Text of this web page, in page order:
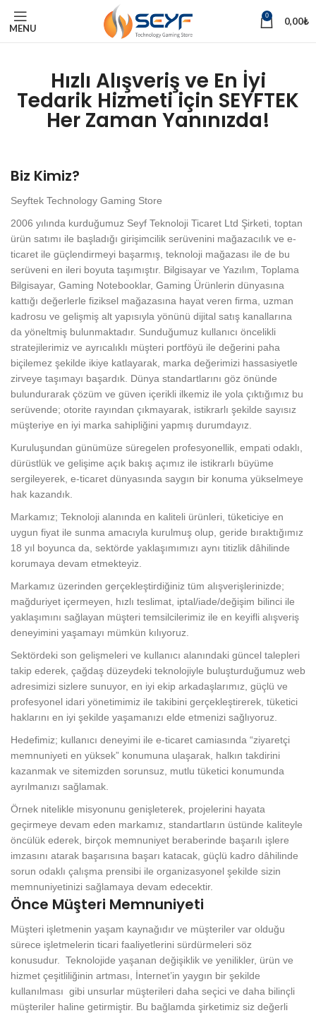
MENU
0 0,00₺
Hızlı Alışveriş ve En İyi
Tedarik Hizmeti için SEYFTEK
Her Zaman Yanınızda!
Biz Kimiz?
Seyftek Technology Gaming Store
2006 yılında kurduğumuz Seyf Teknoloji Ticaret Ltd Şirketi, toptan
ürün satımı ile başladığı girişimcilik serüvenini mağazacılık ve e-
ticaret ile güçlendirmeyi başarmış, teknoloji mağazası ile de bu
serüveni en ileri boyuta taşımıştır. Bilgisayar ve Yazılım, Toplama
Bilgisayar, Gaming Notebooklar, Gaming Ürünlerin dünyasına
kattığı değerlerle fiziksel mağazasına hayat veren firma, uzman
kadrosu ve gelişmiş alt yapısıyla yönünü dijital satış kanallarına
da yöneltmiş bulunmaktadır. Sunduğumuz kullanıcı öncelikli
stratejilerimiz ve ayrıcalıklı müşteri portföyü ile değerini paha
biçilemez şekilde ikiye katlayarak, marka değerimizi hassasiyetle
zirveye taşımayı başardık. Dünya standartlarını göz önünde
bulundurarak çözüm ve güven içerikli ilkemiz ile yola çıktığımız bu
serüvende; otorite rayından çıkmayarak, istikrarlı şekilde sayısız
müşteriye en iyi marka sahipliğini yapmış durumdayız.
Kuruluşundan günümüze süregelen profesyonellik, empati odaklı,
dürüstlük ve gelişime açık bakış açımız ile istikrarlı büyüme
sergileyerek, e-ticaret dünyasında saygın bir konuma yükselmeye
hak kazandık.
Markamız; Teknoloji alanında en kaliteli ürünleri, tüketiciye en
uygun fiyat ile sunma amacıyla kurulmuş olup, geride bıraktığımız
18 yıl boyunca da, sektörde yaklaşımımızı aynı titizlik dâhilinde
korumaya devam etmekteyiz.
Markamız üzerinden gerçekleştirdiğiniz tüm alışverişlerinizde;
mağduriyet içermeyen, hızlı teslimat, iptal/iade/değişim bilinci ile
yaklaşımını sağlayan müşteri temsilcilerimiz ile en keyifli alışveriş
deneyimini yaşamayı mümkün kılıyoruz.
Sektördeki son gelişmeleri ve kullanıcı alanındaki güncel talepleri
takip ederek, çağdaş düzeydeki teknolojiyle buluşturduğumuz web
adresimizi sizlere sunuyor, en iyi ekip arkadaşlarımız, güçlü ve
profesyonel idari yönetimimiz ile takibini gerçekleştirerek, tüketici
haklarını en iyi şekilde yaşamanızı elde etmenizi sağlıyoruz.
Hedefimiz; kullanıcı deneyimi ile e-ticaret camiasında “ziyaretçi
memnuniyeti en yüksek” konumuna ulaşarak, halkın takdirini
kazanmak ve sitemizden sorunsuz, mutlu tüketici konumunda
ayrılmanızı sağlamak.
Örnek nitelikle misyonunu genişleterek, projelerini hayata
geçirmeye devam eden markamız, standartların üstünde kaliteyle
öncülük ederek, birçok memnuniyet beraberinde başarılı işlere
imzasını atarak başarısına başarı katacak, güçlü kadro dâhilinde
sorun odaklı çalışma prensibi ile organizasyonel şekilde sizin
memnuniyetinizi sağlamaya devam edecektir.
Önce Müşteri Memnuniyeti
Müşteri işletmenin yaşam kaynağıdır ve müşteriler var olduğu
sürece işletmelerin ticari faaliyetlerini sürdürmeleri söz
konusudur. Teknolojide yaşanan değişiklik ve yenilikler, ürün ve
hizmet çeşitliliğinin artması, İnternet’in yaygın bir şekilde
kullanılması gibi unsurlar müşterileri daha seçici ve daha bilinçli
müşteriler haline getirmiştir. Bu bağlamda şirketimiz siz değerli